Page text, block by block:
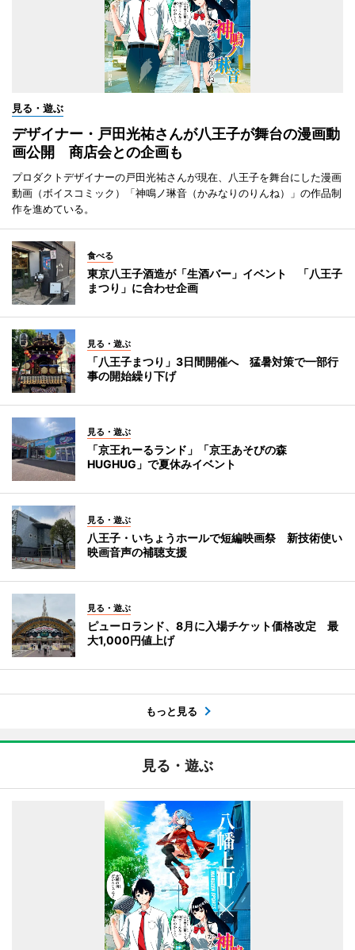
見る・遊ぶ
デザイナー・戸田光祐さんが八王子が舞台の漫画動
画公開 商店会との企画も
プロダクトデザイナーの戸田光祐さんが現在、八王子を舞台にした漫画
動画（ボイスコミック）「神鳴ノ琳音（かみなりのりんね）」の作品制
作を進めている。
食べる
東京八王子酒造が「生酒バー」イベント 「八王子
まつり」に合わせ企画
見る・遊ぶ
「八王子まつり」3日間開催へ 猛暑対策で一部行
事の開始繰り下げ
見る・遊ぶ
「京王れーるランド」「京王あそびの森
HUGHUG」で夏休みイベント
見る・遊ぶ
八王子・いちょうホールで短編映画祭 新技術使い
映画音声の補聴支援
見る・遊ぶ
ピューロランド、8月に入場チケット価格改定 最
大1,000円値上げ
もっと見る
見る・遊ぶ